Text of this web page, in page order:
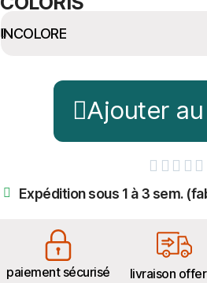
Ajouter
    
Expédition sous 1 à 3 sem.
paiement sécurisé livraison